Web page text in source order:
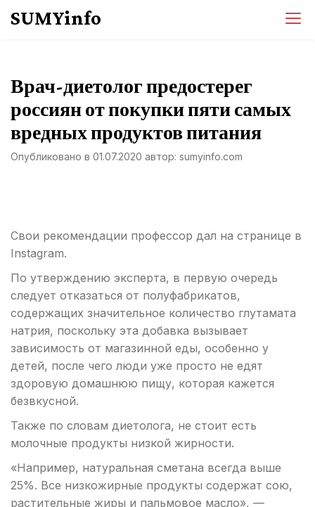
SUMYinfo
Врач-диетолог предостерег
россиян от покупки пяти самых
вредных продуктов питания
Опубликовано в 01.07.2020 автор: sumyinfo.com
Свои рекомендации профессор дал на странице в
Instagram.
По утверждению эксперта, в первую очередь
следует отказаться от полуфабрикатов,
содержащих значительное количество глутамата
натрия, поскольку эта добавка вызывает
зависимость от магазинной еды, особенно у
детей, после чего люди уже просто не едят
здоровую домашнюю пищу, которая кажется
безвкусной.
Также по словам диетолога, не стоит есть
молочные продукты низкой жирности.
«Например, натуральная сметана всегда выше
25%. Все низкожирные продукты содержат сою,
растительные жиры и пальмовое масло», —